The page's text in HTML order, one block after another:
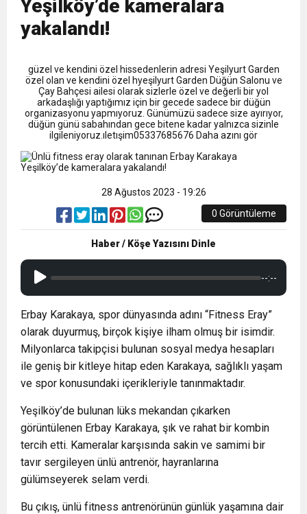
13:09 SÜRMENE’DE 21.ÇAMFEST HEYECANI
21:51 Mohamed Salah’ın Trabzon’da İlk Sözleri!
Yeşilköy’de kameralara
yakalandı!
güzel ve kendini özel hissedenlerin adresi Yeşilyurt Garden
özel olan ve kendini özel hyeşilyurt Garden Düğün Salonu ve
Çay Bahçesi ailesi olarak sizlerle özel ve değerli bir yol
arkadaşlığı yaptığımız için bir gecede sadece bir düğün
organizasyonu yapmıyoruz. Günümüzü sadece size ayırıyor,
düğün günü sabahından gece bitene kadar yalnızca sizinle
ilgileniyoruz.ıletışim05337685676 Daha azını gör
28 Ağustos 2023 - 19:26
0 Görüntüleme
Haber / Köşe Yazısını Dinle
--:--
Erbay Karakaya, spor dünyasında adını “Fitness Eray”
olarak duyurmuş, birçok kişiye ilham olmuş bir isimdir.
Milyonlarca takipçisi bulunan sosyal medya hesapları
ile geniş bir kitleye hitap eden Karakaya, sağlıklı yaşam
ve spor konusundaki içerikleriyle tanınmaktadır.
Yeşilköy’de bulunan lüks mekandan çıkarken
görüntülenen Erbay Karakaya, şık ve rahat bir kombin
tercih etti. Kameralar karşısında sakin ve samimi bir
tavır sergileyen ünlü antrenör, hayranlarına
gülümseyerek selam verdi.
Bu çıkış, ünlü fitness antrenörünün günlük yaşamına dair